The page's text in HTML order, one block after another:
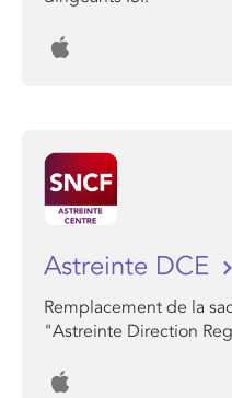
Astreinte DCE
Remplacement de la
"Astreinte Direction